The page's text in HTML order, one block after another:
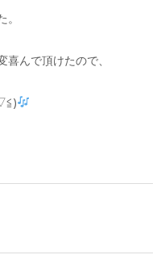
んで頂けたので、